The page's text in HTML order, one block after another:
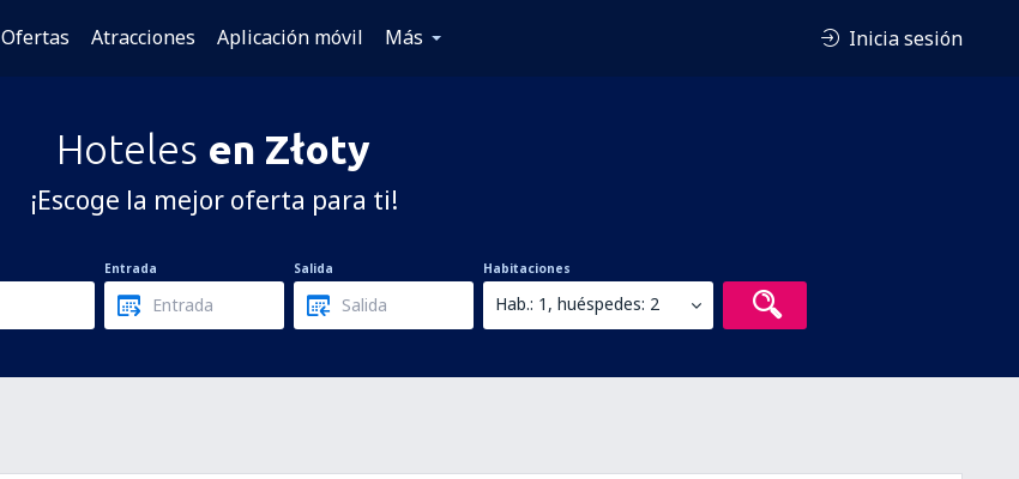
Ofertas Atracciones Aplicación móvil Más Inicia sesión
Hoteles en Złoty
¡Escoge la mejor oferta para ti!
Entrada Salida Habitaciones
Hab.: 1, huéspedes: 2